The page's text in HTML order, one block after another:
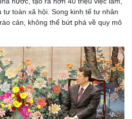
tư toàn xã hội. Song kinh tế tư nhân
cản, không thể bứt phá về quy mô